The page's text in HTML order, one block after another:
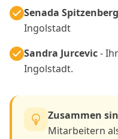
Senada
Ingolstadt
Sandra Jurcevic-
Ingolstadt.
Zusammen
Mitarbeitern